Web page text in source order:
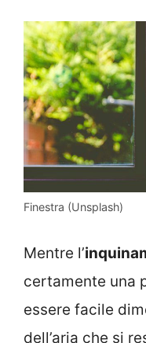
Finestra (Unsplash)
Mentre l’
certamente una
essere facile
dell’aria che si